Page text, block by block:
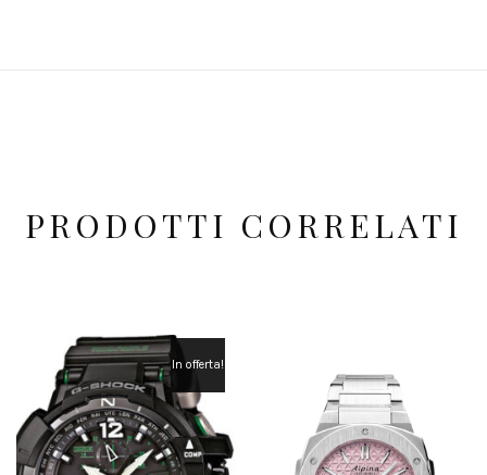
PRODOTTI CORRELATI
In offerta!